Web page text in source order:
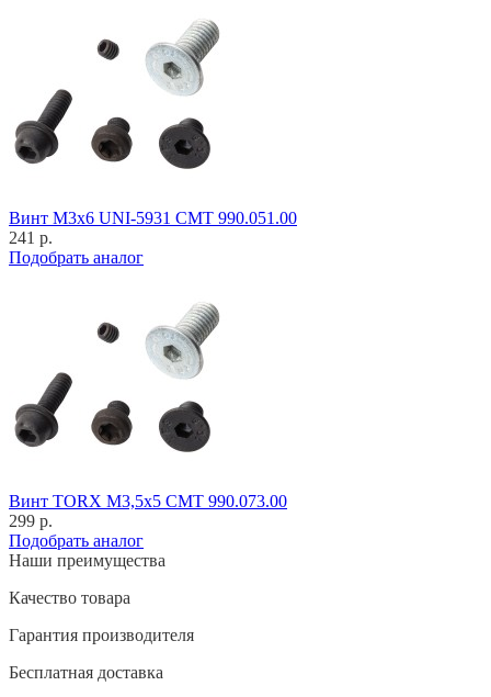
Винт M3x6 UNI-5931 CMT 990.051.00
241 р.
Подобрать аналог
Винт TORX M3,5x5 CMT 990.073.00
299 р.
Подобрать аналог
Наши преимущества
Качество товара
Гарантия производителя
Бесплатная доставка